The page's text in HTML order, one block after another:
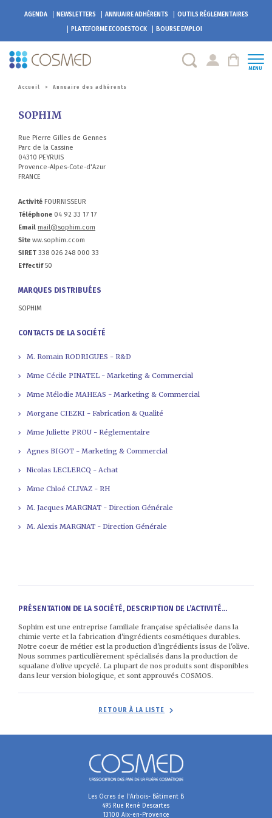
AGENDA NEWSLETTERS ANNUAIRE ADHÉRENTS
OUTILS RÉGLEMENTAIRES
PLATEFORMEECODESTOCK BOURSE EMPLOI
MENU
Accueil > Annuaire des adhérents
SOPHIM
Rue Pierre Gilles de Gennes
Parc de la Cassine
04310 PEYRUIS
Provence-Alpes-Cote-d'Azur
FRANCE
Activité FOURNISSEUR
Téléphone 04 92 33 17 17
Email mail@sophim.com
Site ww.sophim.ccom
SIRET 338 026 248 000 33
Effectif50
MARQUES DISTRIBUÉES
SOPHIM
CONTACTS DE LA SOCIÉTÉ
M. Romain RODRIGUES - R&D
Mme Cécile PINATEL - Marketing & Commercial
Mme Mélodie MAHEAS - Marketing & Commercial
Morgane CIEZKI - Fabrication & Qualité
Mme Juliette PROU - Réglementaire
Agnes BIGOT - Marketing & Commercial
Nicolas LECLERCQ - Achat
Mme Chloé CLIVAZ - RH
M. Jacques MARGNAT - Direction Générale
M. Alexis MARGNAT - Direction Générale
PRÉSENTATION DE LA SOCIÉTÉ, DESCRIPTION DE L’ACTIVITÉ...
Sophim est une entreprise familiale française spécialisée dans la
chimie verte et la fabrication d'ingrédients cosmétiques durables.
Notre coeur de métier est la production d'ingrédients issus de l'olive.
Nous sommes particulièrement spécialisés dans la production de
squalane d'olive upcyclé. La plupart de nos produits sont disponibles
dans leur version biologique, et sont approuvés COSMOS.
RETOUR À LA LISTE
Les Ocres de l'Arbois- Bâtiment B
495 Rue René Descartes
13100 Aix-en-Provence